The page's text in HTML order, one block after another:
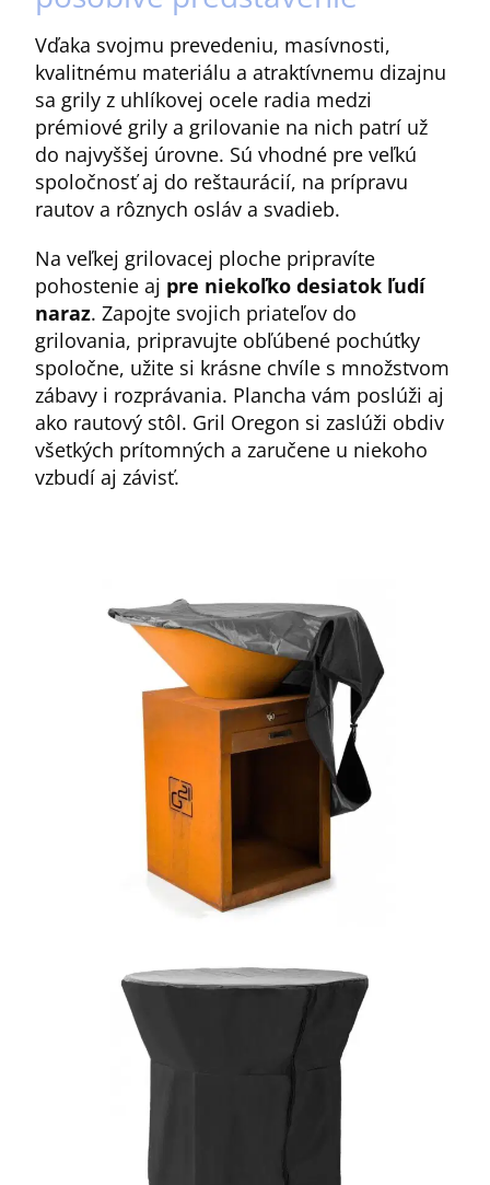
Vďaka svojmu prevedeniu, masívnosti,
kvalitnému materiálu a atraktívnemu dizajnu
sa grily z uhlíkovej ocele radia medzi
prémiové grily a grilovanie na nich patrí už
do najvyššej úrovne. Sú vhodné pre veľkú
spoločnosť aj do reštaurácií, na prípravu
rautov a rôznych osláv a svadieb.
Na veľkej grilovacej ploche pripravíte
pohostenie aj pre niekoľko desiatok ľudí
naraz. Zapojte svojich priateľov do
grilovania, pripravujte obľúbené pochúťky
spoločne, užite si krásne chvíle s množstvom
zábavy i rozprávania. Plancha vám poslúži aj
ako rautový stôl. Gril Oregon si zaslúži obdiv
všetkých prítomných a zaručene u niekoho
vzbudí aj závisť.